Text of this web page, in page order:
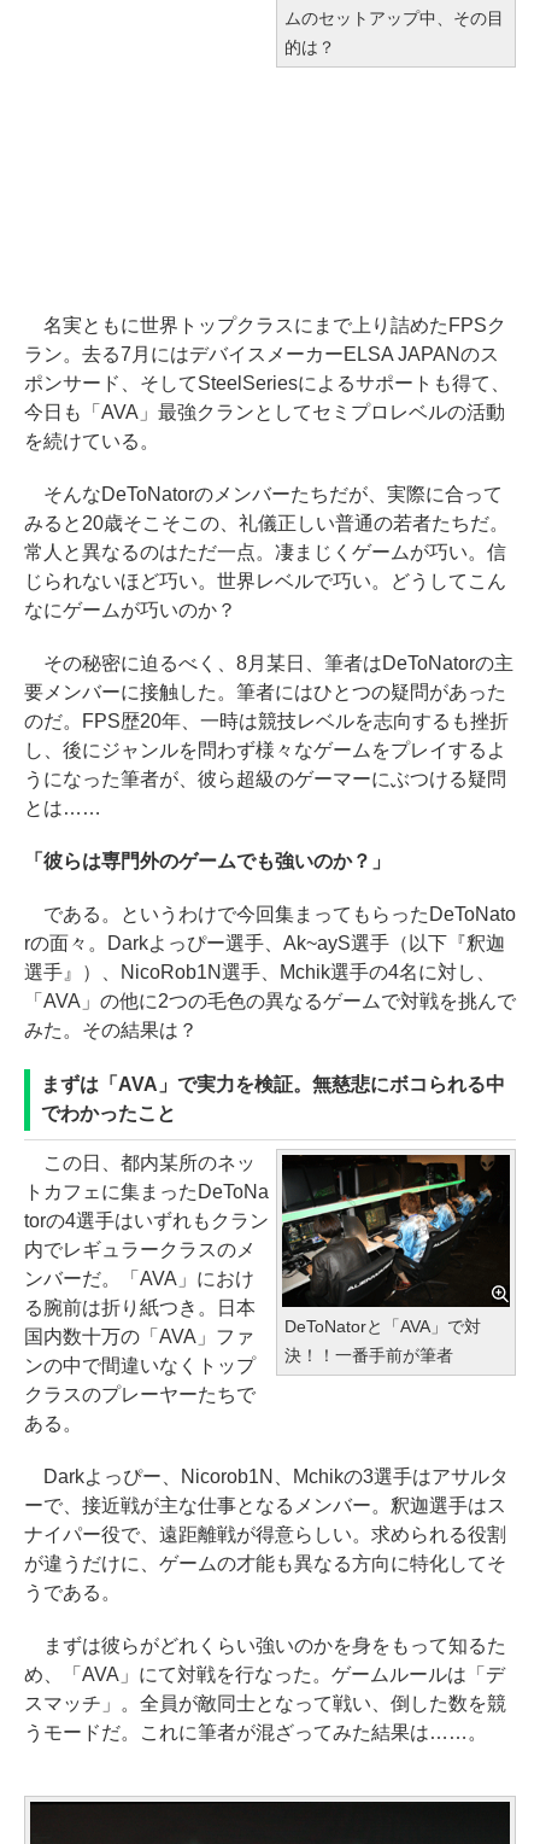
ムのセットアップ中、その目
的は？
名実ともに世界トップクラスにまで上り詰めたFPSク
ラン。去る7月にはデバイスメーカーELSA JAPANのス
ポンサード、そしてSteelSeriesによるサポートも得て、
今日も「AVA」最強クランとしてセミプロレベルの活動
を続けている。
そんなDeToNatorのメンバーたちだが、実際に合って
みると20歳そこそこの、礼儀正しい普通の若者たちだ。
常人と異なるのはただ一点。凄まじくゲームが巧い。信
じられないほど巧い。世界レベルで巧い。どうしてこん
なにゲームが巧いのか？
その秘密に迫るべく、8月某日、筆者はDeToNatorの主
要メンバーに接触した。筆者にはひとつの疑問があった
のだ。FPS歴20年、一時は競技レベルを志向するも挫折
し、後にジャンルを問わず様々なゲームをプレイするよ
うになった筆者が、彼ら超級のゲーマーにぶつける疑問
とは……
「彼らは専門外のゲームでも強いのか？」
である。というわけで今回集まってもらったDeToNato
rの面々。Darkよっぴー選手、Ak~ayS選手（以下『釈迦
選手』）、NicoRob1N選手、Mchik選手の4名に対し、
「AVA」の他に2つの毛色の異なるゲームで対戦を挑んで
みた。その結果は？
まずは「AVA」で実力を検証。無慈悲にボコられる中
でわかったこと
DeToNatorと「AVA」で対
決！！一番手前が筆者
この日、都内某所のネッ
トカフェに集まったDeToNa
torの4選手はいずれもクラン
内でレギュラークラスのメ
ンバーだ。「AVA」におけ
る腕前は折り紙つき。日本
国内数十万の「AVA」ファ
ンの中で間違いなくトップ
クラスのプレーヤーたちで
ある。
Darkよっぴー、Nicorob1N、Mchikの3選手はアサルタ
ーで、接近戦が主な仕事となるメンバー。釈迦選手はス
ナイパー役で、遠距離戦が得意らしい。求められる役割
が違うだけに、ゲームの才能も異なる方向に特化してそ
うである。
まずは彼らがどれくらい強いのかを身をもって知るた
め、「AVA」にて対戦を行なった。ゲームルールは「デ
スマッチ」。全員が敵同士となって戦い、倒した数を競
うモードだ。これに筆者が混ざってみた結果は……。